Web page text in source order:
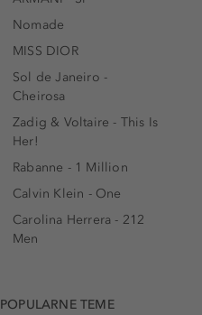
Nomade
MISS DIOR
Sol de Janeiro -
Cheirosa
Zadig & Voltaire - This Is
Her!
Rabanne - 1 Million
Calvin Klein - One
Carolina Herrera - 212
Men
POPULARNE TEME